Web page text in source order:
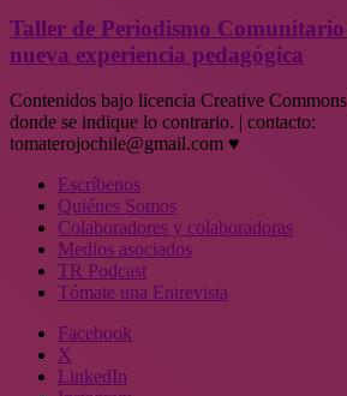
Taller de Periodismo
nueva experiencia pedagógica
Contenidos bajo licencia Creative
donde se indique lo contrario. | contacto:
tomaterojochile@gmail.com ♥
Escríbenos
Quiénes Somos
Colaboradores y colaboradoras
Medios asociados
TR Podcast
Tómate una Entrevista
Facebook
X
LinkedIn